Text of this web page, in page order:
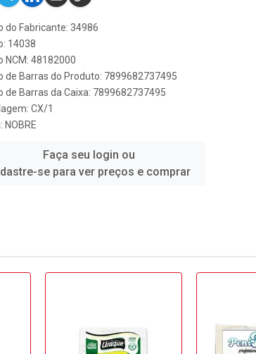
do Fabricante: 34986
14038
NCM: 48182000
de Barras do Produto: 7899682737495
de Barras da Caixa: 7899682737495
CX/1
NOBRE
Faça seu login ou
se para ver preços e comprar